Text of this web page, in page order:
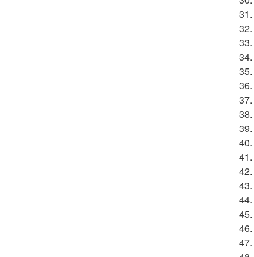
31.
32.
33.
34.
35.
36.
37.
38.
39.
40.
41.
42.
43.
44.
45.
46.
47.